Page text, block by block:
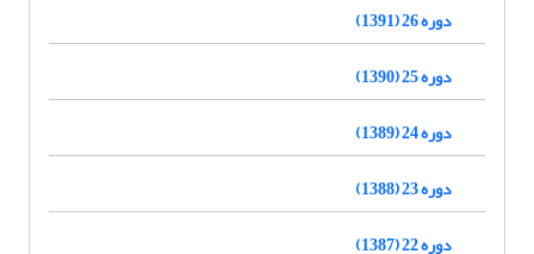
دوره 26 (1391)
دوره 25 (1390)
دوره 24 (1389)
دوره 23 (1388)
دوره 22 (1387)